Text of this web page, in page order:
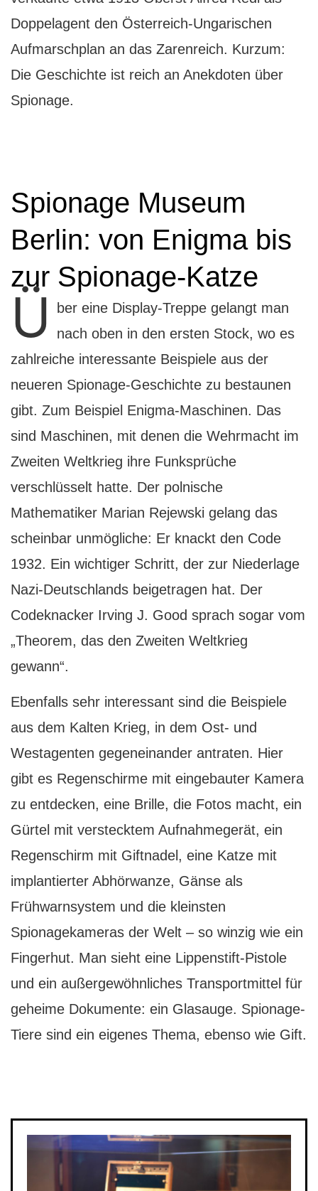
Doppelagent den Österreich-Ungarischen
Aufmarschplan an das Zarenreich. Kurzum:
Die Geschichte ist reich an Anekdoten über
Spionage.
Spionage Museum
Berlin: von Enigma bis
zur Spionage-Katze
Ü
ber eine Display-Treppe gelangt man
nach oben in den ersten Stock, wo es
zahlreiche interessante Beispiele aus der
neueren Spionage-Geschichte zu bestaunen
gibt. Zum Beispiel Enigma-Maschinen. Das
sind Maschinen, mit denen die Wehrmacht im
Zweiten Weltkrieg ihre Funksprüche
verschlüsselt hatte. Der polnische
Mathematiker Marian Rejewski gelang das
scheinbar unmögliche: Er knackt den Code
1932. Ein wichtiger Schritt, der zur Niederlage
Nazi-Deutschlands beigetragen hat. Der
Codeknacker Irving J. Good sprach sogar vom
„Theorem, das den Zweiten Weltkrieg
gewann“.
Ebenfalls sehr interessant sind die Beispiele
aus dem Kalten Krieg, in dem Ost- und
Westagenten gegeneinander antraten. Hier
gibt es Regenschirme mit eingebauter Kamera
zu entdecken, eine Brille, die Fotos macht, ein
Gürtel mit verstecktem Aufnahmegerät, ein
Regenschirm mit Giftnadel, eine Katze mit
implantierter Abhörwanze, Gänse als
Frühwarnsystem und die kleinsten
Spionagekameras der Welt – so winzig wie ein
Fingerhut. Man sieht eine Lippenstift-Pistole
und ein außergewöhnliches Transportmittel für
geheime Dokumente: ein Glasauge. Spionage-
Tiere sind ein eigenes Thema, ebenso wie Gift.